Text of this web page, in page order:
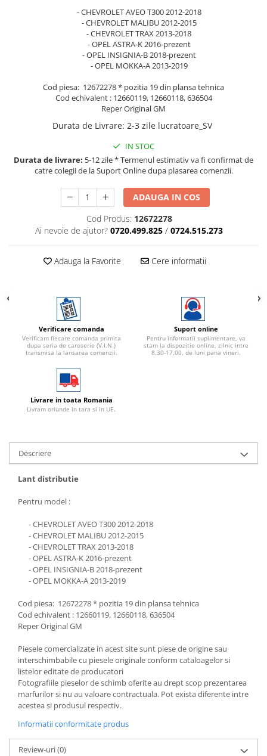
- CHEVROLET AVEO T300 2012-2018
- CHEVROLET MALIBU 2012-2015
- CHEVROLET TRAX 2013-2018
- OPEL ASTRA-K 2016-prezent
- OPEL INSIGNIA-B 2018-prezent
- OPEL MOKKA-A 2013-2019
Cod piesa: 12672278 * pozitia 19 din plansa tehnica
Cod echivalent : 12660119, 12660118, 636504
Reper Original GM
Durata de Livrare: 2-3 zile lucratoare_SV
IN STOC
Durata de livrare: 5-12 zile * Termenul estimativ va fi confirmat de
catre colegii de la Suport Online dupa plasarea comenzii.
ADAUGA IN COS
Cod Produs: 12672278
Ai nevoie de ajutor? 0720.499.825 / 0724.515.273
Adauga la Favorite Cere informatii
Verificare comanda
Verificam fiecare comanda primita
dupa seria de caroserie (V.I.N.)
transmisa la lansarea comenzii.
Suport online
Pentru informatii suplimentare, va
stam la dispozitie online, zilnic intre
8,30-17,00, de luni pana vineri.
Livrare in toata Romania
Livram oriunde in tara si in UE.
Descriere
Lant distributie
Pentru model :
- CHEVROLET AVEO T300 2012-2018
- CHEVROLET MALIBU 2012-2015
- CHEVROLET TRAX 2013-2018
- OPEL ASTRA-K 2016-prezent
- OPEL INSIGNIA-B 2018-prezent
- OPEL MOKKA-A 2013-2019
Cod piesa: 12672278 * pozitia 19 din plansa tehnica
Cod echivalent : 12660119, 12660118, 636504
Reper Original GM
Piesele comercializate in acest site sunt piese de origine sau
interschimbabile cu piesele originale conform cataloagelor si
listelor editate de producatori
Fotografiile pieselor de schimb oferite au drept scop prezentarea
marfurilor si nu au valoare contractuala. Pot exista diferente intre
acestea si produsul respectiv.
Informatii conformitate produs
Review-uri(0)